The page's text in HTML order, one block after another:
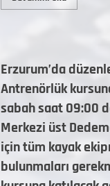
Erzurum’da
Antrenörlük
sabah saat 09:00
Merkezi üst
için tüm kayak
bulunmaları